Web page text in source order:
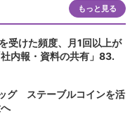
もっと見る
受けた頻度、月1回以上が
内報・資料の共有」83.
グ ステーブルコインを活